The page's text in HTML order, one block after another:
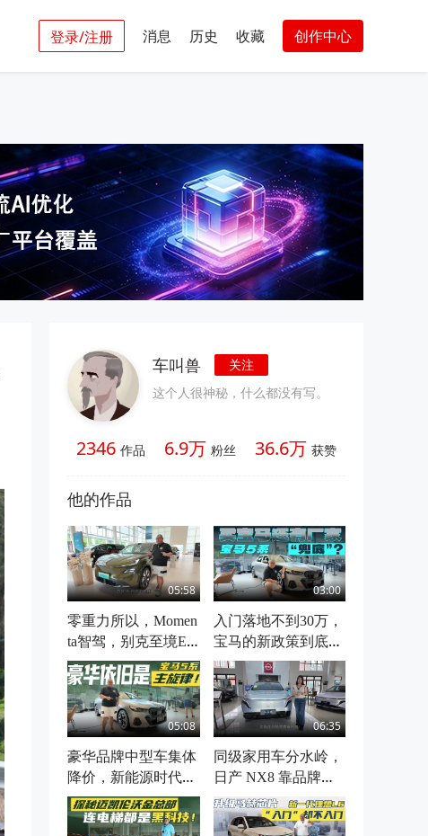
登录/注册 消息 历史 收藏 创作中心
车叫兽
关注
这个人很神秘，什么都没有写。
2346 作品 6.9万 粉丝 36.6万 获赞
他的作品
05:58
零重力所以，Momen
ta智驾，别克至境E7
的实力多强？
03:00
入门落地不到30万，
宝马的新政策到底怎
么“玩”
05:08
豪华品牌中型车集体
降价，新能源时代宝
马5系还值得选择
吗？
06:35
同级家用车分水岭，
日产 NX8 靠品牌背
书与可靠性实力甩开
竞品